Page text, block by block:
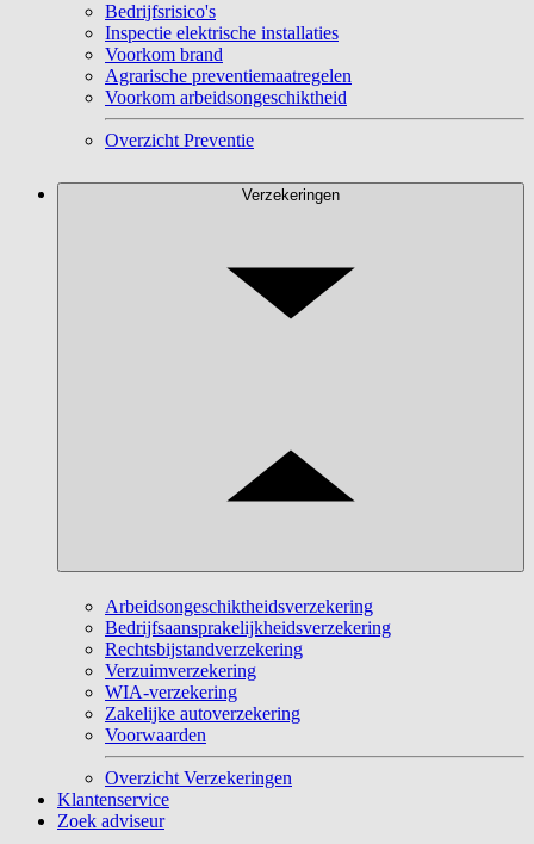
Bedrijfsrisico's
Inspectie elektrische installaties
Voorkom brand
Agrarische preventiemaatregelen
Voorkom arbeidsongeschiktheid
Overzicht Preventie
Verzekeringen
Arbeidsongeschiktheidsverzekering
Bedrijfsaansprakelijkheidsverzekering
Rechtsbijstandverzekering
Verzuimverzekering
WIA-verzekering
Zakelijke autoverzekering
Voorwaarden
Overzicht Verzekeringen
Klantenservice
Zoek adviseur